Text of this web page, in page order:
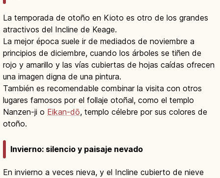
La temporada de otoño en Kioto es otro de los grandes
atractivos del Incline de Keage.
La mejor época suele ir de mediados de noviembre a
principios de diciembre, cuando los árboles se tiñen de
rojo y amarillo y las vías cubiertas de hojas caídas ofrecen
una imagen digna de una pintura.
También es recomendable combinar la visita con otros
lugares famosos por el follaje otoñal, como el templo
Nanzen-ji o Eikan-dō, templo célebre por sus colores de
otoño.
Invierno: silencio y paisaje nevado
En invierno a veces nieva, y el Incline cubierto de nieve